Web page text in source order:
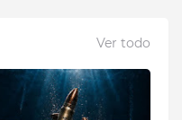
Ver todo